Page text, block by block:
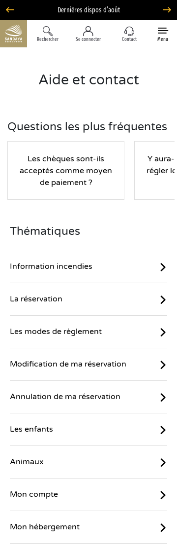
Option Liberté : annulation 100% flexible*
Rechercher Se connecter Contact Menu
Aide et contact
Questions les plus fréquentes
Les chèques sont-ils
acceptés comme moyen
de paiement ?
Y
régler
Thématiques
Information incendies
La réservation
Les modes de règlement
Modification de ma réservation
Annulation de ma réservation
Les enfants
Animaux
Mon compte
Mon hébergement